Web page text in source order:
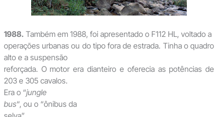
1988. Também em 1988, foi apresentado o F112 HL, voltado a
operações urbanas ou do tipo fora de estrada. Tinha o quadro
alto e a suspensão
reforçada. O motor era dianteiro e oferecia as potências de
203 e 305 cavalos.
Era o “jungle
bus“, ou o “ônibus da